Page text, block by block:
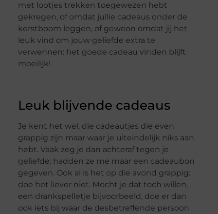
met lootjes trekken toegewezen hebt
gekregen, of omdat jullie cadeaus onder de
kerstboom leggen, of gewoon omdat jij het
leuk vind om jouw geliefde extra te
verwennen: het goede cadeau vinden blijft
moeilijk!
Leuk blijvende cadeaus
Je kent het wel, die cadeautjes die even
grappig zijn maar waar je uiteindelijk niks aan
hebt. Vaak zeg je dan achteraf tegen je
geliefde: hadden ze me maar een cadeaubon
gegeven. Ook al is het op die avond grappig:
doe het liever niet. Mocht je dat toch willen,
een drankspelletje bijvoorbeeld, doe er dan
ook iets bij waar de desbetreffende persoon